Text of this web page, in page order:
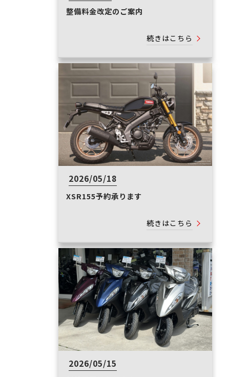
整備料金改定のご案内
続きはこちら
2026/05/18
XSR155予約承ります
続きはこちら
2026/05/15